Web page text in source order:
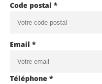
Code postal *
Email *
Téléphone *